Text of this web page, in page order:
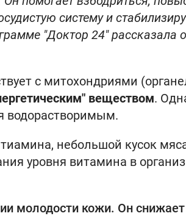
систему и
"Доктор 24" рассказала
с митохондриями
веществом.
водорастворимым.
небольшой кусок
уровня витамина в
молодости кожи. Он снижает